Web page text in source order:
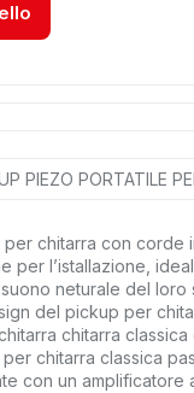
PIEZO PORTATILE
per chitarra con corde
per l’istallazione,
neturale del loro
del pickup per
chitarra classica
chitarra classica
con un amplificatore